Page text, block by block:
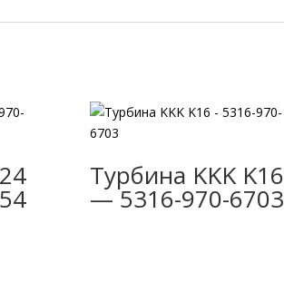
Турбина KKK K16
— 5316-970-6703